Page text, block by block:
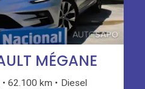
MÉGANE
62.100 km
Diesel